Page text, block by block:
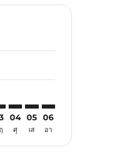
สนอ
ข้อเสนอ
ค้นหาข้อเสนอ
ค้นหาข้อเสนอ
ค้นหาข้อเสนอ
disclaimer. ค้นหาข้อเสนอ
offers-disclaimer. ค้นหาข้อเสนอ
view-offers-disclaimer. ค้นหาข้อเ
04
ศุ
05
เส
06
อา